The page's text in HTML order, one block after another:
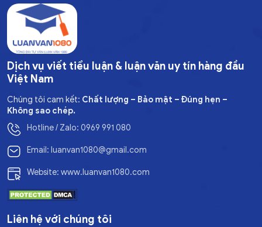
Dịch vụ viết tiểu luận & luận văn uy tín hàng đầu
Việt Nam
Chúng tôi cam kết: Chất lượng – Bảo mật – Đúng hẹn –
Không sao chép.
Hotline / Zalo: 0969 991 080
Email: luanvan1080@gmail.com
Website: www.luanvan1080.com
Liên hệ với chúng tôi